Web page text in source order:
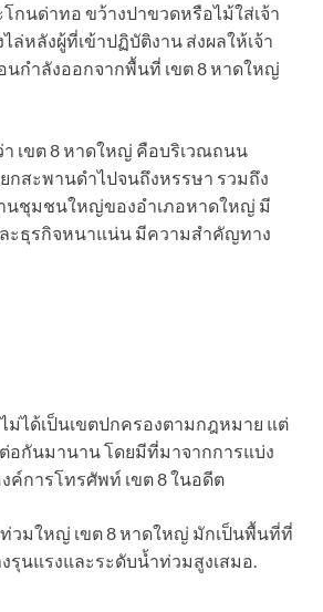
กนด่าทอ ขว้างปาขวดหรือไม้ใส่เจ้า
ล่หลังผู้ที่เข้าปฏิบัติงาน ส่งผลให้เจ้า
กำลังออกจากพื้นที่ เขต 8 หาดใหญ่
เขต 8 หาดใหญ่ คือบริเวณถนน
กสะพานดำไปจนถึงหรรษา รวมถึง
นชุมชนใหญ่ของอำเภอหาดใหญ่ มี
ะธุรกิจหนาแน่น มีความสำคัญทาง
ม่ได้เป็นเขตปกครองตามกฎหมาย แต่
อกันมานาน โดยมีที่มาจากการแบ่ง
การโทรศัพท์ เขต 8 ในอดีต
วมใหญ่ เขต 8 หาดใหญ่ มักเป็นพื้นที่ที่
รุนแรงและระดับน้ำท่วมสูงเสมอ.